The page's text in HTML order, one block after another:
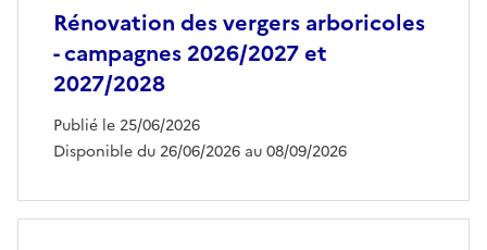
Rénovation des vergers arboricoles
- campagnes 2026/2027 et
2027/2028
Publié le 25/06/2026
Disponible du 26/06/2026 au 08/09/2026